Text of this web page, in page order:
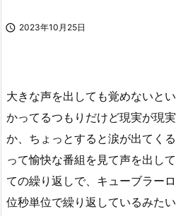
 2023年10月25日
大きな声を出しても覚めないと
かってるつもりだけど現実が現
か、ちょっとすると涙が出てく
って愉快な番組を見て声を出し
ての繰り返しで、キューブラー
位秒単位で繰り返しているみたい